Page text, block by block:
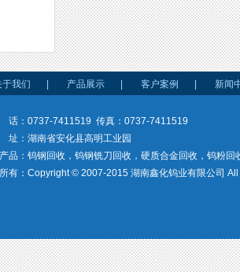
技
于我们 产品展示 客户案例 新闻
：0737-7411519 传真：0737-7411519
：湖南省安化县高明工业园
品：钨钢回收，钨钢铣刀回收，硬质合金回收，钨粉回
有：Copyright © 2007-2015 湖南鑫化钨业有限公司